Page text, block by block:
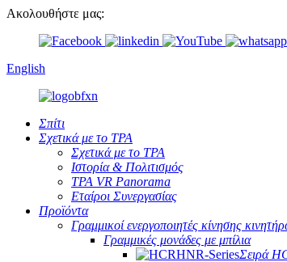
Ακολουθήστε μας:
English
Σπίτι
Σχετικά με το TPA
Σχετικά με το TPA
Ιστορία & Πολιτισμός
TPA VR Panorama
Εταίροι Συνεργασίας
Προϊόντα
Γραμμικοί ενεργοποιητές κίνησης
Γραμμικές μονάδες με μπίλια
Σειρά